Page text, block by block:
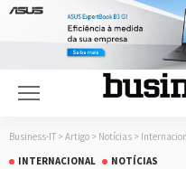
Business-IT > Artigo > Notícias >
INTERNACIONAL
NOTÍCIAS